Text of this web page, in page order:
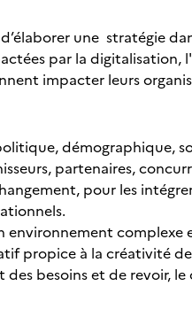
une stratégie
par la digitalisation,
impacter leurs
démographique,
partenaires,
pour les
environnement complexe
propice à la créativité
besoins et de revoir, le